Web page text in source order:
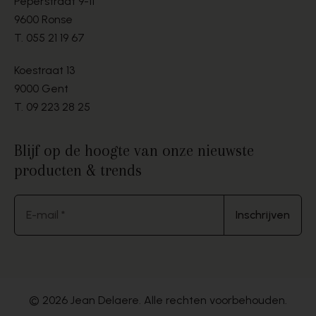
9600 Ronse
T. 055 21 19 67
Koestraat 13
9000 Gent
T. 09 223 28 25
Blijf op de hoogte van onze nieuwste
producten & trends
E-mail * Inschrijven
© 2026 Jean Delaere. Alle rechten voorbehouden.